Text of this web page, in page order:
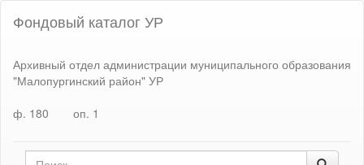
Фондовый каталог УР
Архивный отдел администрации муниципального образования
"Малопургинский район" УР
ф. 180
оп. 1